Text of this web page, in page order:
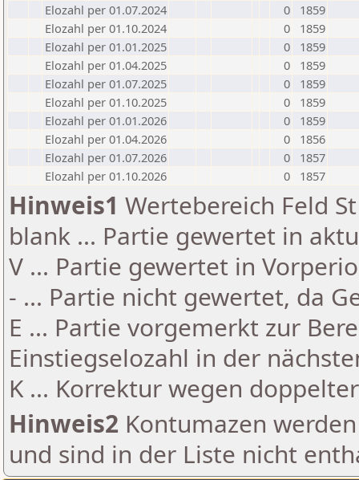
Elozahl per 01.07.2024
0
1859
Elozahl per 01.10.2024
0
1859
Elozahl per 01.01.2025
0
1859
Elozahl per 01.04.2025
0
1859
Elozahl per 01.07.2025
0
1859
Elozahl per 01.10.2025
0
1859
Elozahl per 01.01.2026
0
1859
Elozahl per 01.04.2026
0
1856
Elozahl per 01.07.2026
0
1857
Elozahl per 01.10.2026
0 1857
Hinweis1 Wertebereich Feld
blank ... Partie gewertet in
V ... Partie gewertet in
- ... Partie nicht gewertet, da
E ... Partie vorgemerkt zur
Einstiegselozahl in der
K ... Korrektur wegen
Hinweis2 Kontumazen
und sind in der Liste nicht